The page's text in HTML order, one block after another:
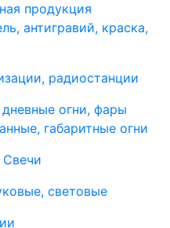
продукция
антигравий, краска,
радиостанции
огни, фары
габаритные огни
Свечи
световые